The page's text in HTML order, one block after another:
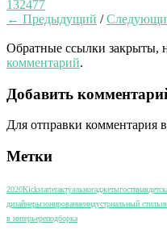
132477
← Предыдущий /
Обратные ссылки закрыты,
комментарий.
Добавить
Для отправки комментария
Метки
2020Kickstarterактуальногаджетыгостиная
дизайнерызонированиеиндустриальный стиль
в интерьереподборка